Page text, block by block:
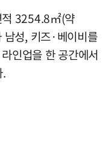
적 3254.8㎡(약
성, 키즈·베이비를
인업을 한 공간에서
.